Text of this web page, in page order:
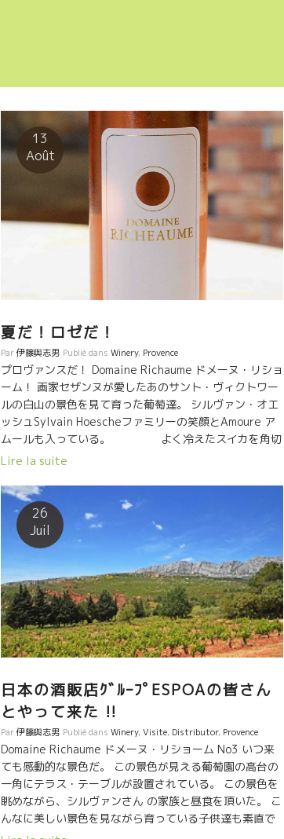
13
Août
夏だ！ロゼだ！
Par伊藤與志男 Publié dans Winery, Provence
プロヴァンスだ！ Domaine Richaume ドメーヌ・リショ
ーム！ 画家セザンヌが愛したあのサント・ヴィクトワー
ルの白山の景色を見て育った葡萄達。 シルヴァン・オエ
ッシュSylvain Hoescheファミリーの笑顔とAmoure ア
ムールも入っている。 よく冷えたスイカを角切
りにしてグラスの中に入れて食べると、真夏のデザー
Provence!! C’est Domaine Richaume!! Les raisins ont
grandi devant la Montagne Sainte-Victoire que un
fameux peintre Cézanne adorait. C’est un paysage
blanc magnifique!!! Les sourires de la Famille
Sylvain Hoesch sont là, dans le Rosé. On met un
morceau de pastèque bien frais […]
Lire la suite
26
Juil
日本の酒販店ｸﾞﾙｰﾌﾟESPOAの皆さん
とやって来た !!
Par伊藤與志男 Publié dans Winery,Visite, Distributor, Provence
Domaine Richaume ドメーヌ・リショーム No3 いつ来
ても感動的な景色だ。 この景色が見える葡萄園の高台の
一角にテラス・テーブルが設置されている。 この景色を
眺めながら、シルヴァンさん の家族と昼食を頂いた。 こ
んなに美しい景色を見ながら育っている子供達も素直で
ノビノビしていた。 何と和食が好きな夫婦、なんと地中